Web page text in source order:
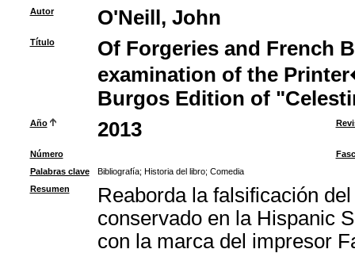
Autor O'Neill, John
Título
Of Forgeries and French
examination of the
Burgos Edition of
Año 2013
Número
Palabras clave
Bibliografía; Historia del libro; Comedia
Resumen
Reaborda la falsificación
conservado en la Hispanic
con la marca del impresor